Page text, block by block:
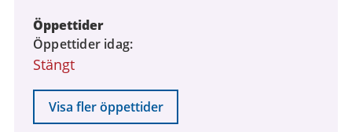
Öppettider
Öppettider idag
Stängt
Visa fler öppettider